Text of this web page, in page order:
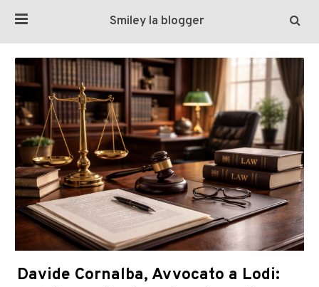
Smiley la blogger
Davide Cornalba, Avvocato a Lodi: